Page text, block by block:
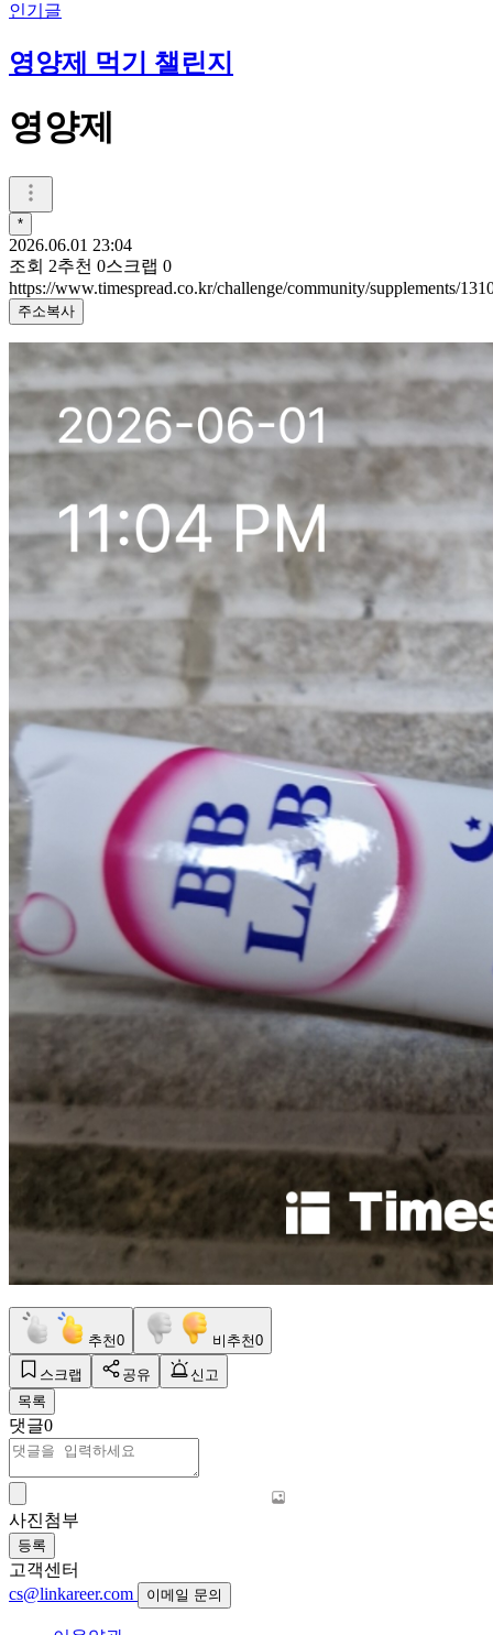
인기글
영양제 먹기 챌린지
영양제
*
2026.06.01 23:04
조회 2추천 0스크랩 0
https://www.timespread.co.kr/challenge/community/supplements/
주소복사
추천0 비추천0
스크랩 공유
신고
목록
댓글0
사진첨부
등록
고객센터
cs@linkareer.com
이메일 문의